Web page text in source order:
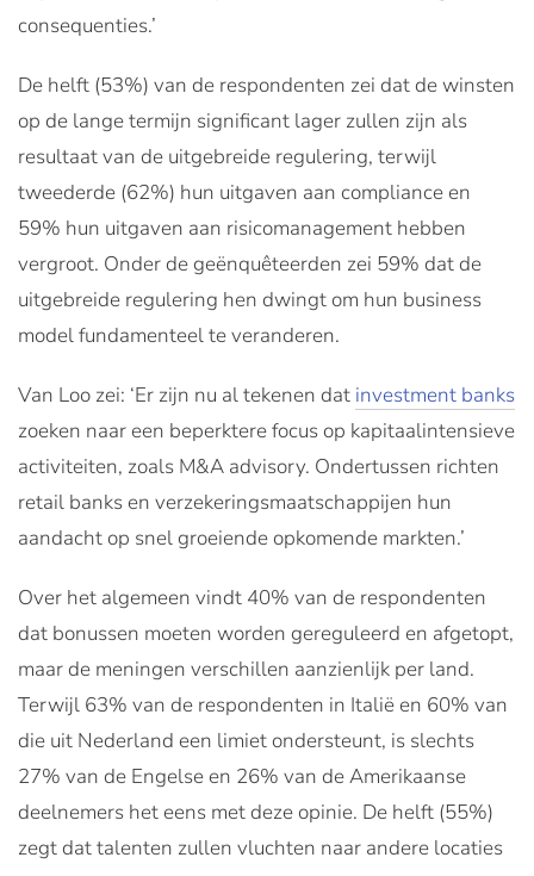
consequenties.’
De helft (53%) van de respondenten zei dat de winsten
op de lange termijn significant lager zullen zijn als
resultaat van de uitgebreide regulering, terwijl
tweederde (62%) hun uitgaven aan compliance en
59% hun uitgaven aan risicomanagement hebben
vergroot. Onder de geënquêteerden zei 59% dat de
uitgebreide regulering hen dwingt om hun business
model fundamenteel te veranderen.
Van Loo zei: ‘Er zijn nu al tekenen dat investment banks
zoeken naar een beperktere focus op kapitaalintensieve
activiteiten, zoals M&A advisory. Ondertussen richten
retail banks en verzekeringsmaatschappijen hun
aandacht op snel groeiende opkomende markten.’
Over het algemeen vindt 40% van de respondenten
dat bonussen moeten worden gereguleerd en afgetopt,
maar de meningen verschillen aanzienlijk per land.
Terwijl 63% van de respondenten in Italië en 60% van
die uit Nederland een limiet ondersteunt, is slechts
27% van de Engelse en 26% van de Amerikaanse
deelnemers het eens met deze opinie. De helft (55%)
zegt dat talenten zullen vluchten naar andere locaties